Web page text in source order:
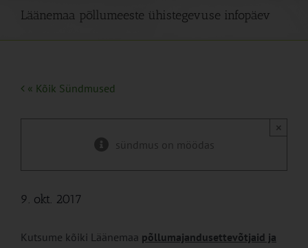
Läänemaa põllumeeste ühistegevuse infopäev
« Kõik Sündmused
sündmus on möödas
×
9. okt. 2017
Kutsume kõiki Läänemaa põllumajandusettevõtjaid ja